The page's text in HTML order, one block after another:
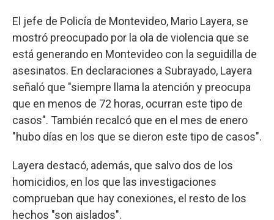
El jefe de Policía de Montevideo, Mario Layera, se
mostró preocupado por la ola de violencia que se
está generando en Montevideo con la seguidilla de
asesinatos. En declaraciones a Subrayado, Layera
señaló que "siempre llama la atención y preocupa
que en menos de 72 horas, ocurran este tipo de
casos". También recalcó que en el mes de enero
"hubo días en los que se dieron este tipo de casos".
Layera destacó, además, que salvo dos de los
homicidios, en los que las investigaciones
comprueban que hay conexiones, el resto de los
hechos "son aislados".